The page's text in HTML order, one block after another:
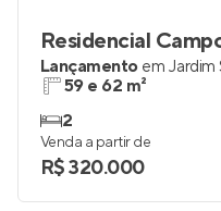
Residencial
Lançamento em Jardim
59 e 62 m²
2
Venda a partir de
R$ 320.000